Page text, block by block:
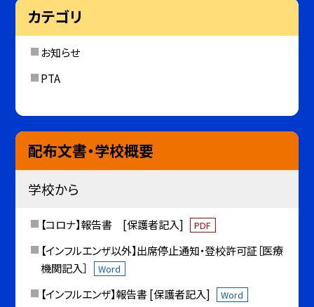
カテゴリ
お知らせ
PTA
配布文書・学校概要
学校から
【コロナ】報告書 [保護者記入] PDF
【インフルエンザ以外】出席停止通知・登校許可証［医療
機関記入］
Word
【インフルエンザ】報告書 [保護者記入] Word